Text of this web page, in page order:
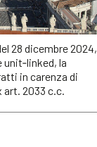
28 dicembre 2024,
la
in carenza di
2033 c.c.